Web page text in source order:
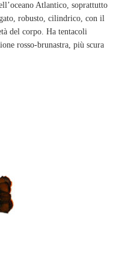
Atlantico, soprattutto
robusto, cilindrico, con il
del corpo. Ha tentacoli
rosso-brunastra, più scura